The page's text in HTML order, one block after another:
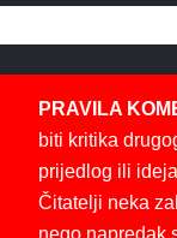
PRAVILA
biti kritika
prijedlog ili
Čitatelji neka
nego napredak